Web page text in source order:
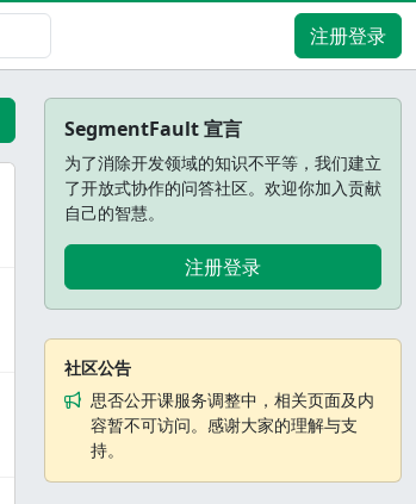
注册登录
SegmentFault 宣言
为了消除开发领域的知识不平等，我们建立
了开放式协作的问答社区。欢迎你加入贡献
自己的智慧。
注册登录
社区公告
思否公开课服务调整中，相关页面及内
容暂不可访问。感谢大家的理解与支
持。